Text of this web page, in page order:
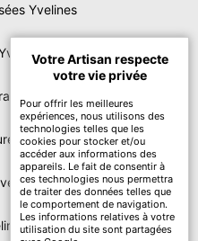
Yvelines
de toit Yvelines
Yvelines
Votre Artisan respecte
votre vie privée
Pour offrir les meilleures
expériences, nous utilisons des
technologies telles que les
cookies pour stocker et/ou
accéder aux informations des
appareils. Le fait de consentir à
ces technologies nous permettra
de traiter des données telles que
le comportement de navigation.
Les informations relatives à votre
utilisation du site sont partagées